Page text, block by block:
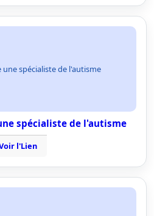
spécialiste de l'autisme
spécialiste de l'autisme
l'Lien